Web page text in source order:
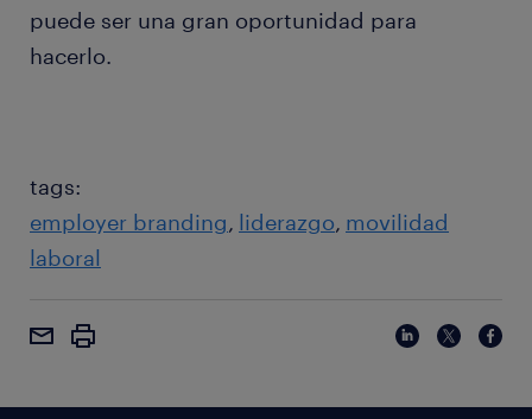
puede ser una gran oportunidad para
hacerlo.
tags:
employer branding liderazgo movilidad
laboral